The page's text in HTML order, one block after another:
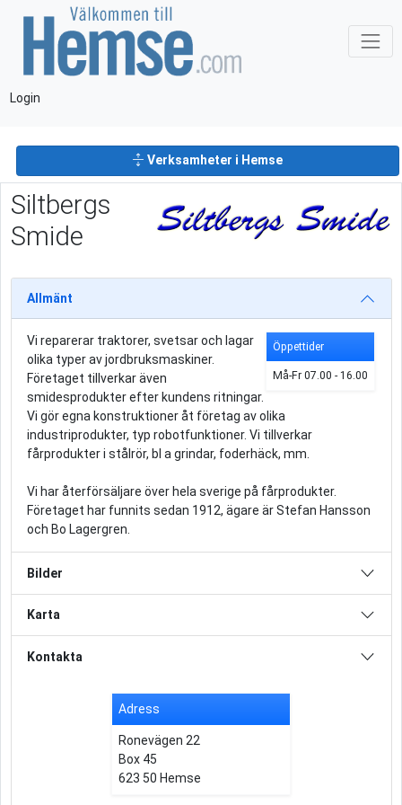
Login
Verksamheter i Hemse
Siltbergs
Smide
Allmänt
Öppettider
Må-Fr 07.00 - 16.00
Vi reparerar traktorer, svetsar och lagar
olika typer av jordbruksmaskiner.
Företaget tillverkar även
smidesprodukter efter kundens ritningar.
Vi gör egna konstruktioner åt företag av olika
industriprodukter, typ robotfunktioner. Vi tillverkar
fårprodukter i stålrör, bl a grindar, foderhäck, mm.
Vi har återförsäljare över hela sverige på fårprodukter.
Företaget har funnits sedan 1912, ägare är Stefan Hansson
och Bo Lagergren.
Bilder
Karta
Kontakta
Adress
Ronevägen 22
Box 45
623 50 Hemse